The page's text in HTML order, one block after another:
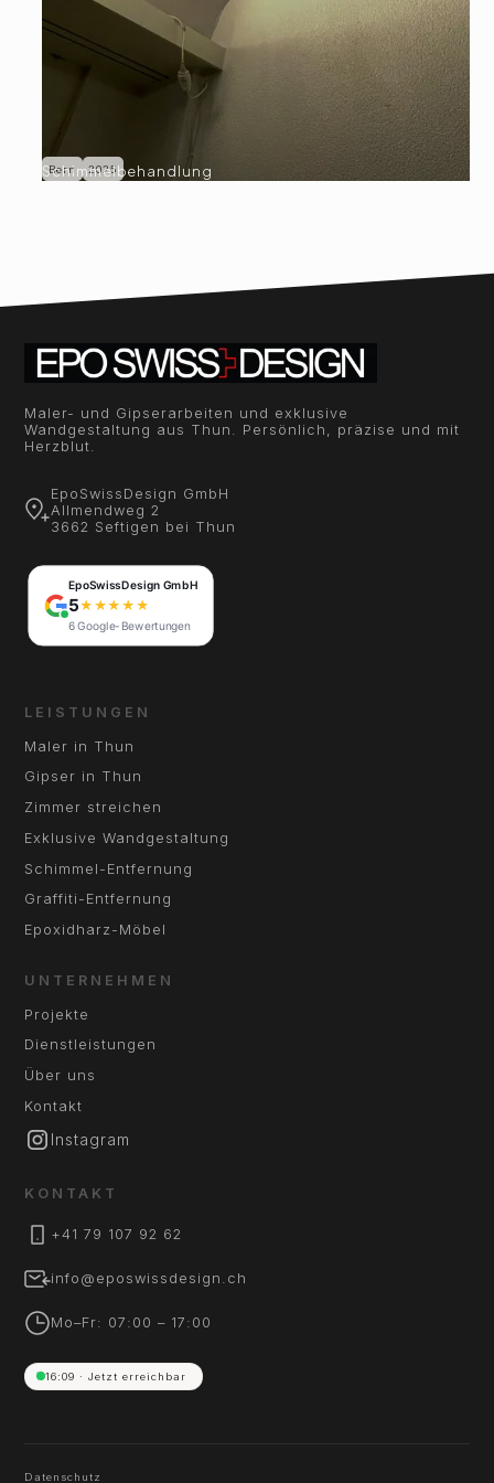
Schimmelbehandlung
Bern 2025
Maler- und Gipserarbeiten und exklusive
Wandgestaltung aus Thun. Persönlich, präzise und mit
Herzblut.
EpoSwissDesign GmbH
Allmendweg 2
3662 Seftigen bei Thun
LEISTUNGEN
Maler in Thun
Gipser in Thun
Zimmer streichen
Exklusive Wandgestaltung
Schimmel-Entfernung
Graffiti-Entfernung
Epoxidharz-Möbel
UNTERNEHMEN
Projekte
Dienstleistungen
Über uns
Kontakt
Instagram
KONTAKT
+41 79 107 92 62
info@eposwissdesign.ch
Mo–Fr: 07:00 – 17:00
16:09 · Jetzt erreichbar
Datenschutz